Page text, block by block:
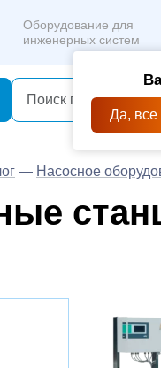
Оборудование для
инженерных систем
Да, все
— Насосное